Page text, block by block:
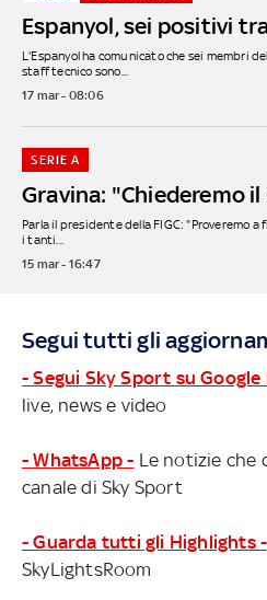
Espanyol, sei positivi
L'Espanyol ha comunicato che sei membri
staff tecnico sono...
17 mar - 08:06
Gravina: "Chiederemo
SERIE A
Parla il presidente della FIGC: "Proveremo
i tanti...
15 mar - 16:47
Segui tutti gli
- Segui Sky Sport su Google
live, news e video
- WhatsApp - Le notizie che
canale di Sky Sport
- Guarda tutti gli Highlights -
SkyLightsRoom